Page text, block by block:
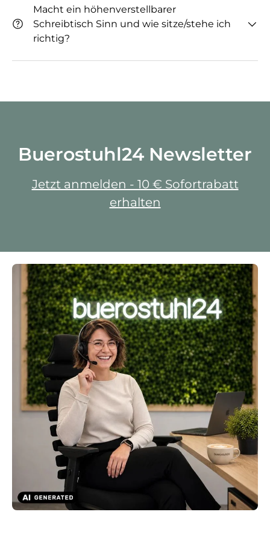
Macht ein höhenverstellbarer
Schreibtisch Sinn und wie sitze/stehe ich
richtig?
Buerostuhl24 Newsletter
Jetzt anmelden - 10 € Sofortrabatt
erhalten